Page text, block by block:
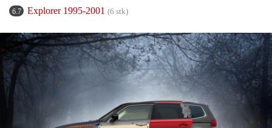
6.7 Explorer 1995-2001 (6 stk)